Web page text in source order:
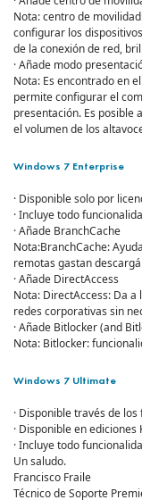
Nota: centro de
configurar los
de la conexión de red,
· Añade modo
Nota: Es encontrado en
permite configurar el
presentación. Es posible
el volumen de los
Windows 7 Enterprise
· Disponible solo por
· Incluye todo
· Añade BranchCache
Nota:BranchCache:
remotas gastan
· Añade DirectAccess
Nota: DirectAccess: Da
redes corporativas sin
· Añade Bitlocker (and
Nota: Bitlocker:
Windows 7 Ultimate
· Disponible través de
· Disponible en ediciones
· Incluye todo
Un saludo.
Francisco Fraile
Técnico de Soporte